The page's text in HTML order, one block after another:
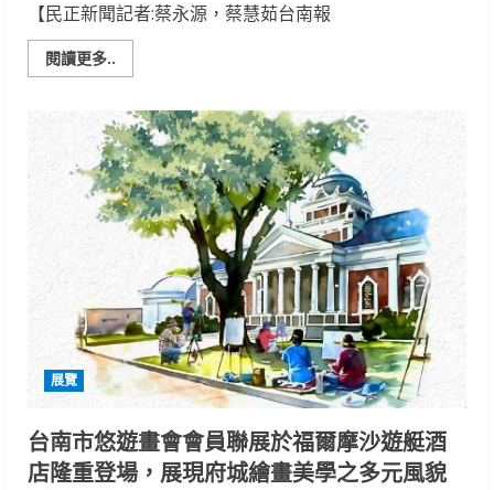
【民正新聞記者:蔡永源，蔡慧茹台南報
閱讀更多..
more
地
情
懷
—
林
秀
娟
創
展覽
台南市悠遊畫會會員聯展於福爾摩沙遊艇酒
店隆重登場，展現府城繪畫美學之多元風貌